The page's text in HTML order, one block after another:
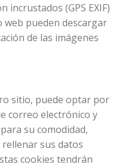
incrustados (GPS EXIF)
web pueden descargar
de las imágenes
sitio, puede optar por
correo electrónico y
su comodidad,
sus datos
cookies tendrán